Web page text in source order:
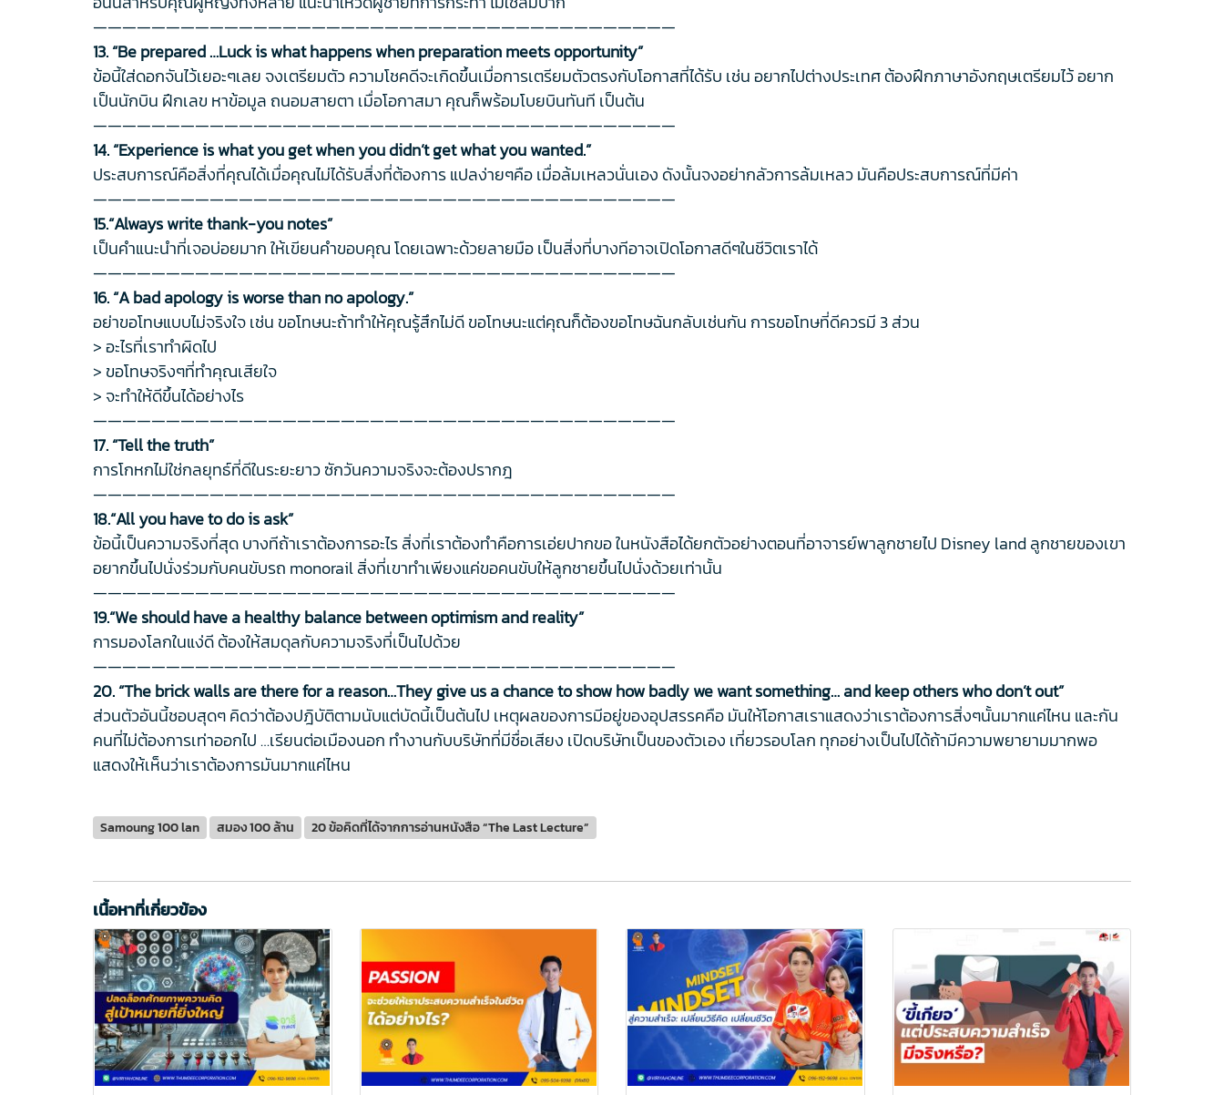
————————————————————————————————————————
13. “Be prepared …Luck is what happens when preparation meets opportunity”
ข้อนี้ใส่ดอกจันไว้เยอะๆเลย จงเตรียมตัว ความโชคดีจะเกิดขึ้นเมื่อการเตรียมตัวตรงกับโอกาสที่ได้รับ เช่น อยากไปต่างประเทศ ต้องฝึกภาษาอังกฤษเตรียมไว้ อยาก
เป็นนักบิน ฝึกเลข หาข้อมูล ถนอมสายตา เมื่อโอกาสมา คุณก็พร้อมโบยบินทันที เป็นต้น
————————————————————————————————————————
14. “Experience is what you get when you didn’t get what you wanted.”
ประสบการณ์คือสิ่งที่คุณได้เมื่อคุณไม่ได้รับสิ่งที่ต้องการ แปลง่ายๆคือ เมื่อล้มเหลวนั่นเอง ดังนั้นจงอย่ากลัวการล้มเหลว มันคือประสบการณ์ที่มีค่า
————————————————————————————————————————
15.“Always write thank-you notes”
เป็นคำแนะนำที่เจอบ่อยมาก ให้เขียนคำขอบคุณ โดยเฉพาะด้วยลายมือ เป็นสิ่งที่บางทีอาจเปิดโอกาสดีๆในชีวิตเราได้
————————————————————————————————————————
16. “A bad apology is worse than no apology.”
อย่าขอโทษแบบไม่จริงใจ เช่น ขอโทษนะถ้าทำให้คุณรู้สึกไม่ดี ขอโทษนะแต่คุณก็ต้องขอโทษฉันกลับเช่นกัน การขอโทษที่ดีควรมี 3 ส่วน
> อะไรที่เราทำผิดไป
> ขอโทษจริงๆที่ทำคุณเสียใจ
> จะทำให้ดีขึ้นได้อย่างไร
————————————————————————————————————————
17. “Tell the truth”
การโกหกไม่ใช่กลยุทธ์ที่ดีในระยะยาว ซักวันความจริงจะต้องปรากฎ
————————————————————————————————————————
18.“All you have to do is ask”
ข้อนี้เป็นความจริงที่สุด บางทีถ้าเราต้องการอะไร สิ่งที่เราต้องทำคือการเอ่ยปากขอ ในหนังสือได้ยกตัวอย่างตอนที่อาจารย์พาลูกชายไป Disney land ลูกชายของเขา
อยากขึ้นไปนั่งร่วมกับคนขับรถ monorail สิ่งที่เขาทำเพียงแค่ขอคนขับให้ลูกชายขึ้นไปนั่งด้วยเท่านั้น
————————————————————————————————————————
19.“We should have a healthy balance between optimism and reality”
การมองโลกในแง่ดี ต้องให้สมดุลกับความจริงที่เป็นไปด้วย
————————————————————————————————————————
20. “The brick walls are there for a reason…They give us a chance to show how badly we want something… and keep others who don’t out”
ส่วนตัวอันนี้ชอบสุดๆ คิดว่าต้องปฎิบัติตามนับแต่บัดนี้เป็นต้นไป เหตุผลของการมีอยู่ของอุปสรรคคือ มันให้โอกาสเราแสดงว่าเราต้องการสิ่งๆนั้นมากแค่ไหน และกัน
คนที่ไม่ต้องการเท่าออกไป …เรียนต่อเมืองนอก ทำงานกับบริษัทที่มีชื่อเสียง เปิดบริษัทเป็นของตัวเอง เที่ยวรอบโลก ทุกอย่างเป็นไปได้ถ้ามีความพยายามมากพอ
แสดงให้เห็นว่าเราต้องการมันมากแค่ไหน
Samoung 100 lan สมอง 100 ล้าน 20 ข้อคิดที่ได้จากการอ่านหนังสือ “The Last Lecture”
เนื้อหาที่เกี่ยวข้อง